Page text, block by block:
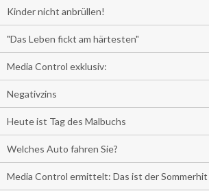
Kinder nicht anbrüllen!
"Das Leben fickt am härtesten"
Media Control exklusiv:
Negativzins
Heute ist Tag des Malbuchs
Welches Auto fahren Sie?
Media Control ermittelt: Das ist der Sommerhit